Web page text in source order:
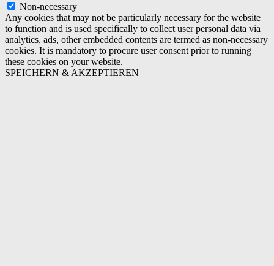
Non-necessary
Any cookies that may not be particularly necessary for the website
to function and is used specifically to collect user personal data via
analytics, ads, other embedded contents are termed as non-necessary
cookies. It is mandatory to procure user consent prior to running
these cookies on your website.
SPEICHERN & AKZEPTIEREN